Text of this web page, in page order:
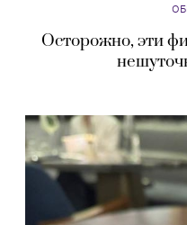
Осторожно, эти